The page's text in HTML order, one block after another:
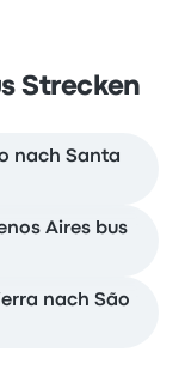
Strecken
nach Santa
Aires bus
nach São